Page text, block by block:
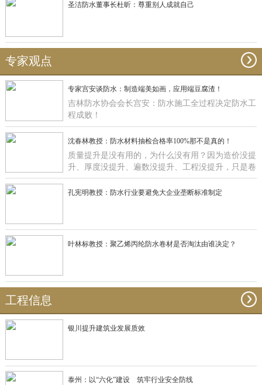
圣洁防水董事长杜昕：尊重别人成就自己
专家观点
专家宫安谈防水：制造端美如画，应用端豆腐渣！
吉林防水协会会长宫安：防水施工全过程决定防水工
程成败！
沈春林教授：防水材料抽检合格率100%那不是真的！
质量提升是没有用的，为什么没有用？因为造价没提
升、厚度没提升、遍数没提升、工程没提升，只是卷
材在那里提升有什么用啊？
孔宪明教授：防水行业要避免大企业垄断标准制定
叶林标教授：聚乙烯丙纶防水卷材是否淘汰由谁决定？
工程信息
银川提升建筑业发展质效
泰州：以“六化”建设 筑牢行业安全防线